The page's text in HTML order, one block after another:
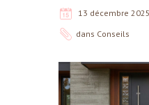
13 décembre 2025
dans Conseils